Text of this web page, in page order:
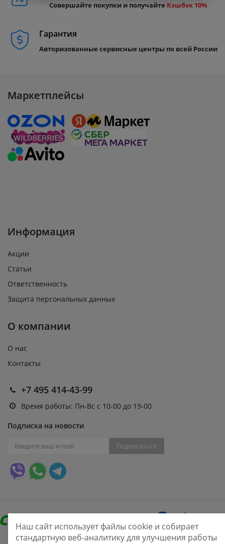
Совершайте покупки и получайте Кэшбэк 10%
Гарантия
Авторизованные сервисные центры по всей России
Маркетплейсы
Информация
Акции
Статьи
Ответственность
Защита персональных данных
О компании
О нас
Контакты
+7 495 414-43-99
Время работы: Пн-Вс с 10-00 до 19-00
Подписка на новости
Подписаться
Наш сайт использует файлы cookie и собирает
стандартную веб-аналитику для улучшения работы